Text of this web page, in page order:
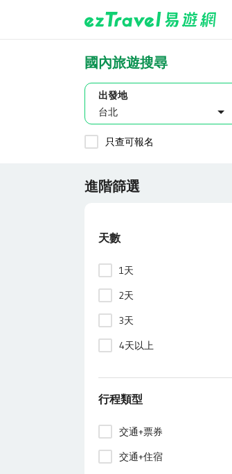
國內旅遊搜尋
出發地
台北
只查可報名
進階篩選
天數
1天
2天
3天
4天以上
行程類型
交通+票券
交通+住宿